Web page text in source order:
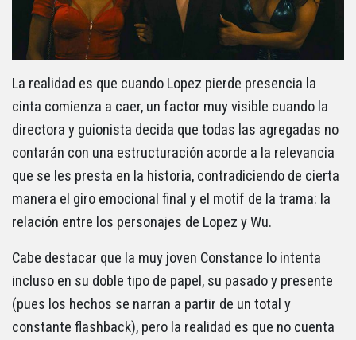
La realidad es que cuando Lopez pierde presencia la
cinta comienza a caer, un factor muy visible cuando la
directora y guionista decida que todas las agregadas no
contarán con una estructuración acorde a la relevancia
que se les presta en la historia, contradiciendo de cierta
manera el giro emocional final y el motif de la trama: la
relación entre los personajes de Lopez y Wu.
Cabe destacar que la muy joven Constance lo intenta
incluso en su doble tipo de papel, su pasado y presente
(pues los hechos se narran a partir de un total y
constante flashback), pero la realidad es que no cuenta